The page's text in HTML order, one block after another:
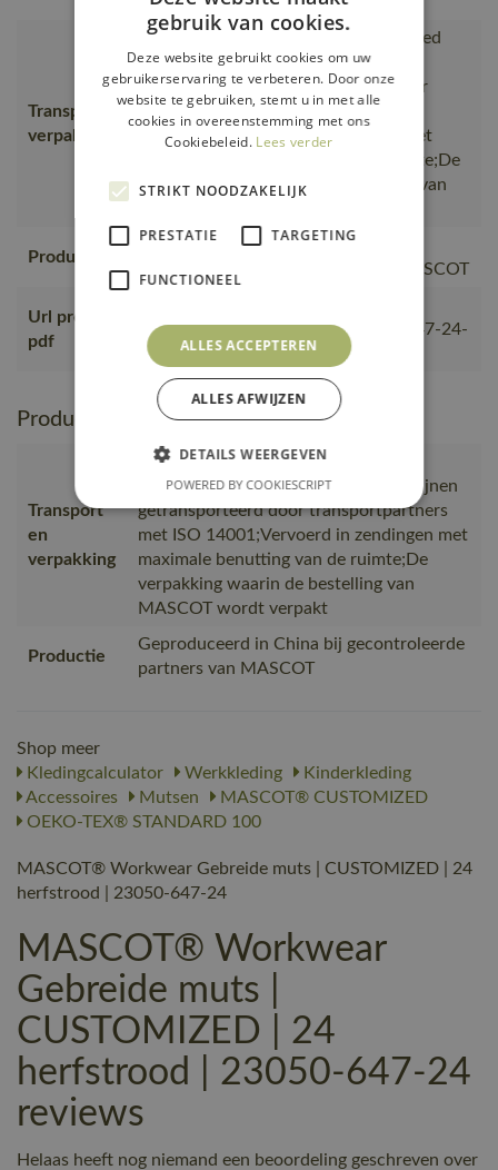
Transport en
verpakking
is gemaakt van of bevat gerecycled
materiaal, Van productie naar
magazijnen getransporteerd door
transportpartners met ISO
14001;Vervoerd in zendingen met
maximale benutting van de ruimte;De
verpakking waarin de bestelling van
Productie
Geproduceerd in China bij
gecontroleerde partners van MASCOT
Url product
pdf
1ccb8.kxcdn.com/pdf/23050-647-24-
nl.pdf
Productie en verpakking
Transport
en
verpakking
is gemaakt van of bevat gerecycled
materiaal, Van productie naar magazijnen
getransporteerd door transportpartners
met ISO 14001;Vervoerd in zendingen met
maximale benutting van de ruimte;De
verpakking waarin de bestelling van
MASCOT wordt verpakt
Productie
Geproduceerd in China bij gecontroleerde
partners van MASCOT
Shop meer
Kledingcalculator
Werkkleding
Kinderkleding
Accessoires
Mutsen
MASCOT® CUSTOMIZED
OEKO-TEX® STANDARD 100
MASCOT® Workwear Gebreide muts | CUSTOMIZED | 24
herfstrood | 23050-647-24
MASCOT® Workwear
Gebreide muts |
CUSTOMIZED | 24
herfstrood | 23050-647-24
reviews
Helaas heeft nog niemand een beoordeling geschreven over
gebruik van cookies.
Deze website gebruikt cookies om uw
gebruikerservaring te verbeteren. Door onze
website te gebruiken, stemt u in met alle
cookies in overeenstemming met ons
Cookiebeleid. Lees verder
STRIKT NOODZAKELIJK
PRESTATIE TARGETING
FUNCTIONEEL
ALLES ACCEPTEREN
ALLES AFWIJZEN
DETAILS WEERGEVEN
POWERED BY COOKIESCRIPT